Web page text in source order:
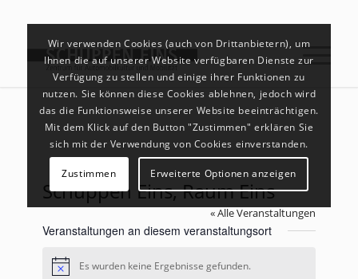
Schuppen Eins, Raum Eins
« Alle Veranstaltungen
Veranstaltungen an diesem veranstaltungsort
HinweisEs wurden keine Ergebnisse gefunden.
Wir verwenden Cookies (auch von Drittanbietern), um
Ihnen die auf unserer Website verfügbaren Dienste zur
Verfügung zu stellen und einige ihrer Funktionen zu
nutzen. Sie können diese Cookies ablehnen, jedoch wird
das die Funktionsweise unserer Website beeinträchtigen.
Mit dem Klick auf den Button "Zustimmen" erklären Sie
sich mit der Verwendung von Cookies einverstanden.
Zustimmen Erweiterte Optionen anzeigen